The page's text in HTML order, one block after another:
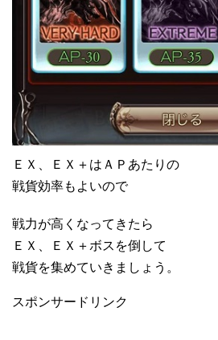
ＥＸ、ＥＸ＋はＡＰあたりの
戦貨効率もよいので
戦力が高くなってきたら
ＥＸ、ＥＸ＋ボスを倒して
戦貨を集めていきましょう。
スポンサードリンク